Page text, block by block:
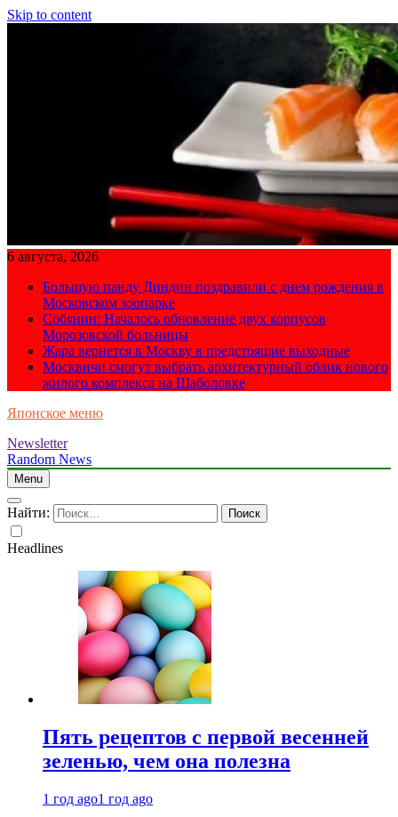
Skip to content
6 августа, 2026
Большую панду Диндин поздравили с днем рождения в
Московском зоопарке
Собянин: Началось обновление двух корпусов
Морозовской больницы
Жара вернется в Москву в предстоящие выходные
Москвичи смогут выбрать архитектурный облик нового
жилого комплекса на Шаболовке
Японское меню
Newsletter
Random News
Menu
Найти:
Headlines
Пять рецептов с первой весенней
зеленью, чем она полезна
1 год ago1 год ago